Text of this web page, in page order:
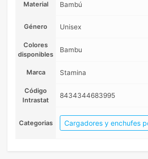
Material Bambú
Género Unisex
Colores
disponibles
Bambu
Marca Stamina
Código
Intrastat
8434344683995
Categorias Cargadores y enchufes